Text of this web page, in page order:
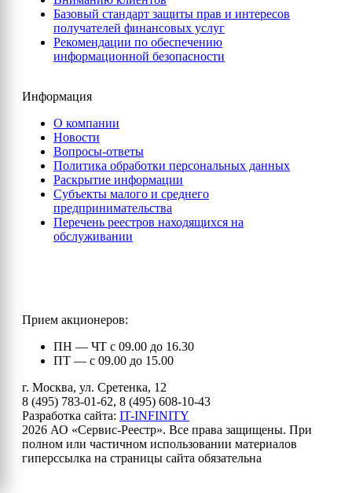
Базовый стандарт защиты прав и интересов
получателей финансовых услуг
Рекомендации по обеспечению
информационной безопасности
Информация
О компании
Новости
Вопросы-ответы
Политика обработки персональных данных
Раскрытие информации
Субъекты малого и среднего
предпринимательства
Перечень реестров находящихся на
обслуживании
Прием акционеров:
ПН — ЧТ с 09.00 до 16.30
ПТ — с 09.00 до 15.00
г. Москва, ул. Сретенка, 12
8 (495) 783-01-62, 8 (495) 608-10-43
Разработка сайта: IT-INFINITY
2026 АО «Сервис-Реестр». Все права защищены. При
полном или частичном использовании материалов
гиперссылка на страницы сайта обязательна